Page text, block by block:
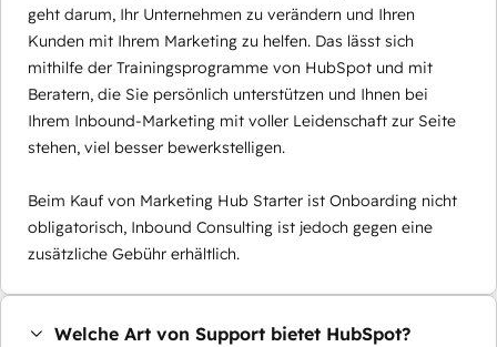
geht darum, Ihr Unternehmen zu verändern und Ihren
Kunden mit Ihrem Marketing zu helfen. Das lässt sich
mithilfe der Trainingsprogramme von HubSpot und mit
Beratern, die Sie persönlich unterstützen und Ihnen bei
Ihrem Inbound-Marketing mit voller Leidenschaft zur Seite
stehen, viel besser bewerkstelligen.
Beim Kauf von Marketing Hub Starter ist Onboarding nicht
obligatorisch, Inbound Consulting ist jedoch gegen eine
zusätzliche Gebühr erhältlich.
Welche Art von Support bietet HubSpot?